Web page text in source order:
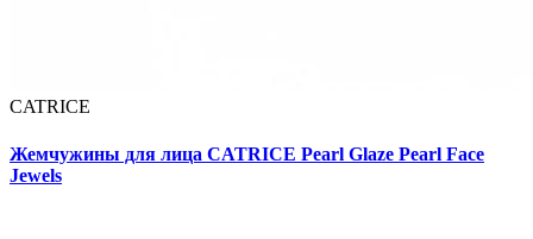
CATRICE
Жемчужины для лица CATRICE Pearl Glaze Pearl Face
Jewels